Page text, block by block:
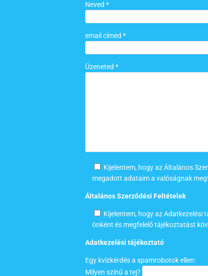
Neved *
email címed *
Üzeneted *
Kijelentem, hogy az Általános
megadott adataim a valóságnak
Általános Szerződési Feltételek
Kijelentem, hogy az
önként és megfelelő tájékoztatást
Adatkezelési tájékoztató
Egy kvízkérdés a spamrobotok ellen:
Milyen színű a tej?